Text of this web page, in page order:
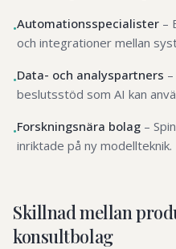
•Automationsspecialister –
och integrationer mellan
•Data- och analyspartners –
beslutsstöd som AI kan
•Forskningsnära bolag –
inriktade på ny modellteknik.
Skillnad mellan
konsultbolag